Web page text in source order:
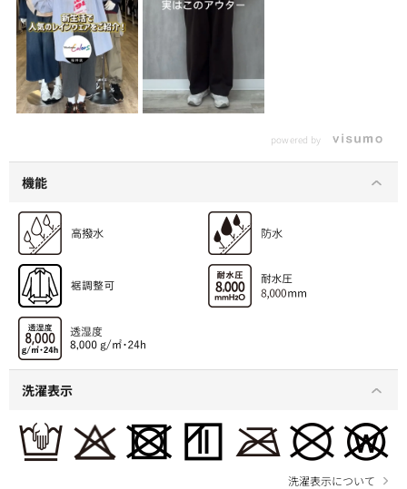
powered by
機能
洗濯表示
洗濯表示について